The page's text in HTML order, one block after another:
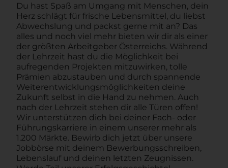
Du hast Spaß am Umgang mit Menschen, dein
Herz schlägt für frische Lebensmittel, du liebst
Abwechslung und packst gerne mit an? Das
alles und noch viel mehr bieten wir dir als einer
der größten Arbeitgeber Österreichs. Während
der Lehrzeit hast du die Möglichkeit bei
aufregenden Projekten mitzuwirken, tolle
Prämien abzustauben und durch spannende
Weiterentwicklungsmöglichkeiten deine
Zukunft selbst in die Hand zu nehmen. Auch
nach der Lehrzeit stehen dir alle Türen offen!
Wir unterstützen dich bei deiner Fach- oder
Führungskarriere in einem unserer mehr als
1.200 Märkte. Bewirb dich jetzt über unsere
Jobbörse mit deinem Bewerbungsschreiben,
Lebenslauf und deinen letzten Zeugnissen.